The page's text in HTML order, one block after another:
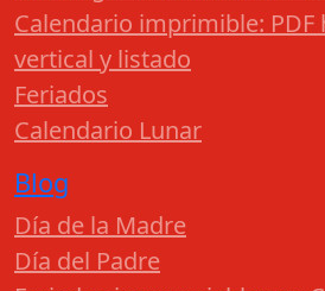
Calendario imprimible: PDF
vertical y listado
Feriados
Calendario Lunar
Blog
Día de la Madre
Día del Padre